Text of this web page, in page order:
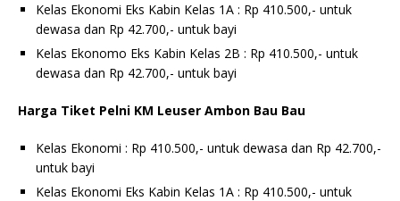
Kelas Ekonomi Eks Kabin Kelas 1A : Rp 410.500,- untuk
dewasa dan Rp 42.700,- untuk bayi
Kelas Ekonomo Eks Kabin Kelas 2B : Rp 410.500,- untuk
dewasa dan Rp 42.700,- untuk bayi
Harga Tiket Pelni KM Leuser Ambon Bau Bau
Kelas Ekonomi : Rp 410.500,- untuk dewasa dan Rp 42.700,-
untuk bayi
Kelas Ekonomi Eks Kabin Kelas 1A : Rp 410.500,- untuk